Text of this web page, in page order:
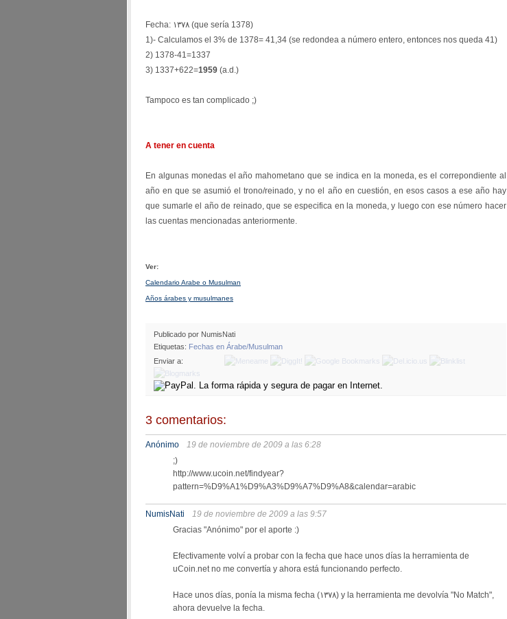
Fecha: ١٣٧٨ (que sería 1378)
1)- Calculamos el 3% de 1378= 41,34 (se redondea a número entero, entonces nos queda 41)
2) 1378-41=1337
3) 1337+622=1959 (a.d.)
Tampoco es tan complicado ;)
A tener en cuenta
En algunas monedas el año mahometano que se indica en la moneda, es el correpondiente al
año en que se asumió el trono/reinado, y no el año en cuestión, en esos casos a ese año hay
que sumarle el año de reinado, que se especifica en la moneda, y luego con ese número hacer
las cuentas mencionadas anteriormente.
Ver:
Calendario Arabe o Musulman
Años árabes y musulmanes
Publicado por NumisNati
Etiquetas: Fechas en Árabe/Musulman
Enviar a:
3 comentarios:
Anónimo
19 de noviembre de 2009 a las 6:28
;)
http://www.ucoin.net/findyear?
pattern=%D9%A1%D9%A3%D9%A7%D9%A8&calendar=arabic
NumisNati
19 de noviembre de 2009 a las 9:57
Gracias "Anónimo" por el aporte :)
Efectivamente volví a probar con la fecha que hace unos días la herramienta de
uCoin.net no me convertía y ahora está funcionando perfecto.
Hace unos días, ponía la misma fecha (١٣٧٨) y la herramienta me devolvía "No Match",
ahora devuelve la fecha.